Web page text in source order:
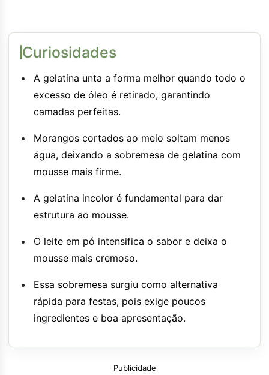
Curiosidades
A gelatina unta a forma melhor quando todo o
excesso de óleo é retirado, garantindo
camadas perfeitas.
Morangos cortados ao meio soltam menos
água, deixando a sobremesa de gelatina com
mousse mais firme.
A gelatina incolor é fundamental para dar
estrutura ao mousse.
O leite em pó intensifica o sabor e deixa o
mousse mais cremoso.
Essa sobremesa surgiu como alternativa
rápida para festas, pois exige poucos
ingredientes e boa apresentação.
Publicidade